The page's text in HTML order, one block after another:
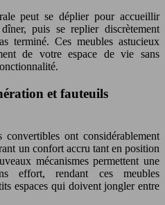
peut se déplier pour accueillir
puis se replier discrètement
terminé. Ces meubles astucieux
de votre espace de vie sans
et fauteuils
ont considérablement
un confort accru tant en position
mécanismes permettent une
effort, rendant ces meubles
espaces qui doivent jongler entre